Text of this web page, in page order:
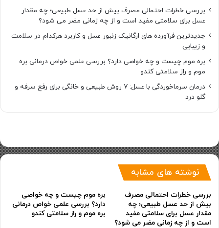
بررسی خطرات احتمالی مصرف بیش از حد عسل طبیعی؛ چه مقدار
عسل برای سلامتی مفید است و از چه زمانی مضر می شود؟
جدیدترین فرآورده های ارگانیک زنبور عسل و کاربرد هرکدام در سلامت
و زیبایی
بره موم چیست و چه خواصی دارد؟ بررسی علمی خواص درمانی بره
موم و راز سلامتی کندو
درمان سرماخوردگی با عسل: ۷ روش طبیعی و خانگی برای رفع سرفه و
گلو درد
نوشته های مشابه
بررسی خطرات احتمالی مصرف
بیش از حد عسل طبیعی؛ چه
مقدار عسل برای سلامتی مفید
است و از چه زمانی مضر می شود؟
بره موم چیست و چه خواصی
دارد؟ بررسی علمی خواص درمانی
بره موم و راز سلامتی کندو